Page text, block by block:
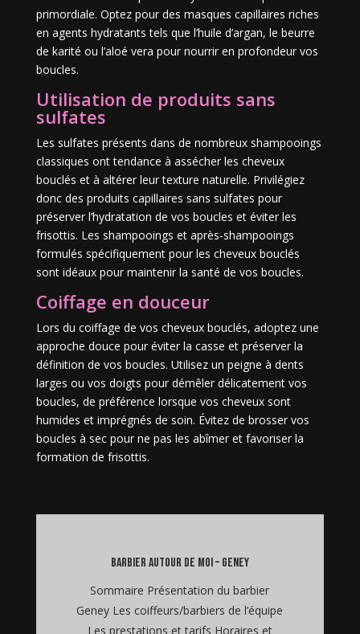
primordiale. Optez pour des masques capillaires riches
en agents hydratants tels que l’huile d’argan, le beurre
de karité ou l’aloé vera pour nourrir en profondeur vos
boucles.
Utilisation de produits sans
sulfates
Les sulfates présents dans de nombreux shampooings
classiques ont tendance à assécher les cheveux
bouclés et à altérer leur texture naturelle. Privilégiez
donc des produits capillaires sans sulfates pour
préserver l’hydratation de vos boucles et éviter les
frisottis. Les shampooings et après-shampooings
formulés spécifiquement pour les cheveux bouclés
sont idéaux pour maintenir la santé de vos boucles.
Coiffage en douceur
Lors du coiffage de vos cheveux bouclés, adoptez une
approche douce pour éviter la casse et préserver la
définition de vos boucles. Utilisez un peigne à dents
larges ou vos doigts pour démêler délicatement vos
boucles, de préférence lorsque vos cheveux sont
humides et imprégnés de soin. Évitez de brosser vos
boucles à sec pour ne pas les abîmer et favoriser la
formation de frisottis.
barbier autour de moi – Geney
Sommaire Présentation du barbier
Geney Les coiffeurs/barbiers de l’équipe
Les prestations et tarifs Horaires et